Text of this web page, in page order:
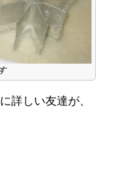
詳しい友達が、